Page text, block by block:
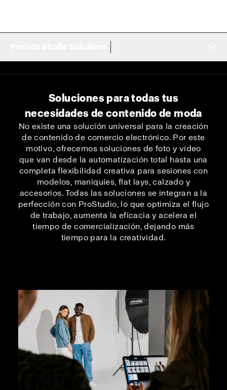
Soluciones para todas tus
necesidades de contenido de moda
No existe una solución universal para la creación
de contenido de comercio electrónico. Por este
motivo, ofrecemos soluciones de foto y vídeo
que van desde la automatización total hasta una
completa flexibilidad creativa para sesiones con
modelos, maniquíes, flat lays, calzado y
accesorios. Todas las soluciones se integran a la
perfección con ProStudio, lo que optimiza el flujo
de trabajo, aumenta la eficacia y acelera el
tiempo de comercialización, dejando más
tiempo para la creatividad.